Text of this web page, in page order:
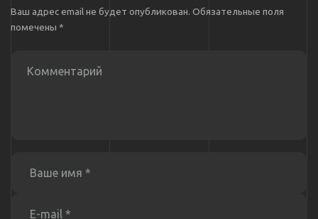
Ваш адрес email не будет опубликован. Обязательные поля
помечены *